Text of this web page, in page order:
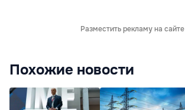
Разместить рекламу на сайте
Похожие новости